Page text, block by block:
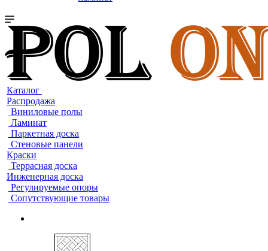
Каталог
Распродажа
Виниловые полы
Ламинат
Паркетная доска
Стеновые панели
Краски
Террасная доска
Инженерная доска
Регулируемые опоры
Сопутствующие товары